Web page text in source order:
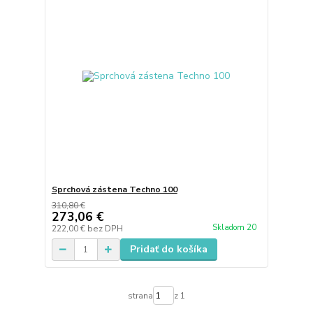
Sprchová zástena Techno 100
310,80 €
273,06 €
222,00 € bez DPH Skladom 20
Pridať do košíka
strana z 1